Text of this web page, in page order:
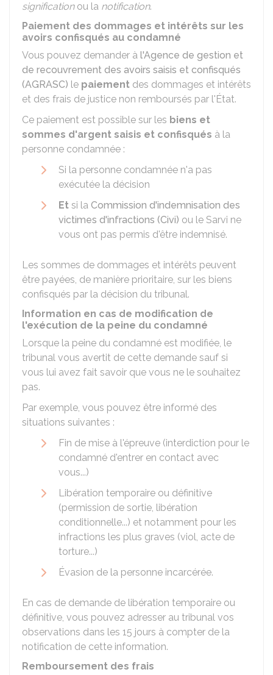
significationou la notification.
Paiement des dommages et intérêts sur les
avoirs confisqués au condamné
Vous pouvez demander à l'Agence de gestion et
de recouvrement des avoirs saisis et confisqués
(AGRASC) le paiement des dommages et intérêts
et des frais de justice non remboursés par l'État.
Ce paiement est possible sur les biens et
sommes d'argent saisis et confisqués à la
personne condamnée :
Si la personne condamnée n'a pas
exécutée la décision
Et si la Commission d'indemnisation des
victimes d'infractions (Civi) ou le Sarvi ne
vous ont pas permis d'être indemnisé.
Les sommes de dommages et intérêts peuvent
être payées, de manière prioritaire, sur les biens
confisqués par la décision du tribunal.
Information en cas de modification de
l'exécution de la peine du condamné
Lorsque la peine du condamné est modifiée, le
tribunal vous avertit de cette demande sauf si
vous lui avez fait savoir que vous ne le souhaitez
pas.
Par exemple, vous pouvez être informé des
situations suivantes :
Fin de mise à l'épreuve (interdiction pour le
condamné d'entrer en contact avec
vous...)
Libération temporaire ou définitive
(permission de sortie, libération
conditionnelle...) et notamment pour les
infractions les plus graves (viol, acte de
torture...)
Évasion de la personne incarcérée.
En cas de demande de libération temporaire ou
définitive, vous pouvez adresser au tribunal vos
observations dans les 15 jours à compter de la
notification de cette information.
Remboursement des frais